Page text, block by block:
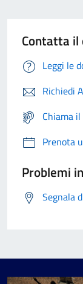
Contatta il
Leggi le
Richiedi
Chiama
Prenota
Problemi
Segnala